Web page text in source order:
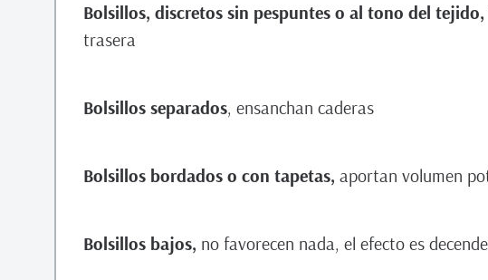
Bolsillos, discretos sin pespuntes o al tono del tejido,
trasera
Bolsillos separados, ensanchan caderas
Bolsillos bordados o con tapetas, aportan volumen
Bolsillos bajos, no favorecen nada, el efecto es